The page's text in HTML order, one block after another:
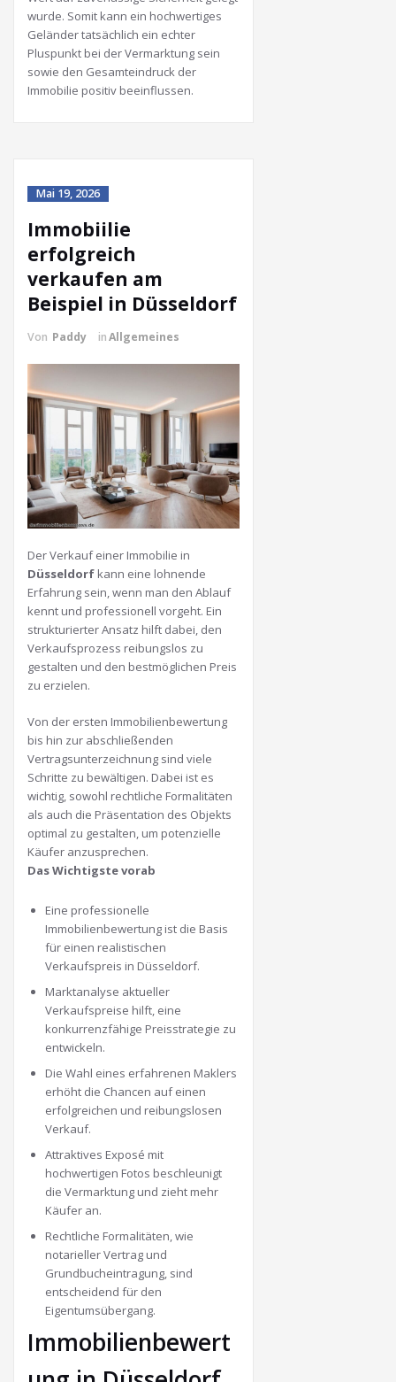
wurde. Somit kann ein hochwertiges
Geländer tatsächlich ein echter
Pluspunkt bei der Vermarktung sein
sowie den Gesamteindruck der
Immobilie positiv beeinflussen.
Mai 19, 2026
Immobiilie
erfolgreich
verkaufen am
Beispiel in Düsseldorf
Von Paddy inAllgemeines
Der Verkauf einer Immobilie in
Düsseldorf kann eine lohnende
Erfahrung sein, wenn man den Ablauf
kennt und professionell vorgeht. Ein
strukturierter Ansatz hilft dabei, den
Verkaufsprozess reibungslos zu
gestalten und den bestmöglichen Preis
zu erzielen.
Von der ersten Immobilienbewertung
bis hin zur abschließenden
Vertragsunterzeichnung sind viele
Schritte zu bewältigen. Dabei ist es
wichtig, sowohl rechtliche Formalitäten
als auch die Präsentation des Objekts
optimal zu gestalten, um potenzielle
Käufer anzusprechen.
Das Wichtigste vorab
Eine professionelle
Immobilienbewertung ist die Basis
für einen realistischen
Verkaufspreis in Düsseldorf.
Marktanalyse aktueller
Verkaufspreise hilft, eine
konkurrenzfähige Preisstrategie zu
entwickeln.
Die Wahl eines erfahrenen Maklers
erhöht die Chancen auf einen
erfolgreichen und reibungslosen
Verkauf.
Attraktives Exposé mit
hochwertigen Fotos beschleunigt
die Vermarktung und zieht mehr
Käufer an.
Rechtliche Formalitäten, wie
notarieller Vertrag und
Grundbucheintragung, sind
entscheidend für den
Eigentumsübergang.
Immobilienbewert